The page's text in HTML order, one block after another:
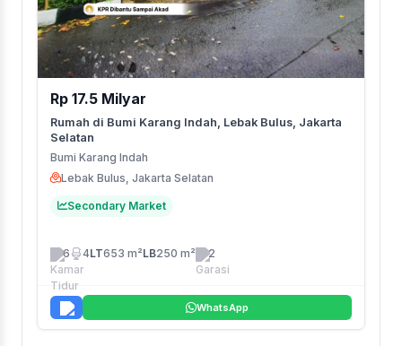
Rp 17.5 Milyar
Rumah di Bumi Karang Indah, Lebak Bulus, Jakarta
Selatan
Bumi Karang Indah
Lebak Bulus, Jakarta Selatan
Secondary Market
6 4LT653 m²LB250 m² 2
WhatsApp